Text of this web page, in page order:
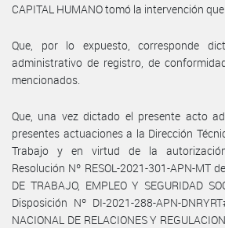
CAPITAL HUMANO tomó la intervención
Que, por lo expuesto, corresponde
administrativo de registro, de
mencionados.
Que, una vez dictado el presente acto
presentes actuaciones a la Dirección
Trabajo y en virtud de la
Resolución Nº RESOL-2021-301-APN-MT
DE TRABAJO, EMPLEO Y SEGURIDAD
Disposición Nº DI-2021-288-APN-
NACIONAL DE RELACIONES Y